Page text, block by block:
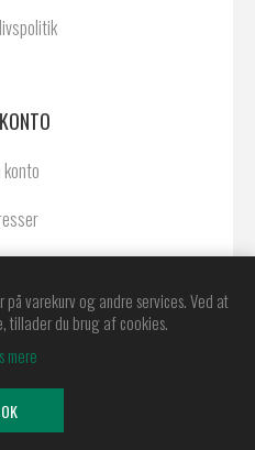
konto
© 2026 Østerby Agentur A/S. Alle
forbeholdt.
varekurv og andre services. Ved at
tillader du brug af cookies.
mere
OK